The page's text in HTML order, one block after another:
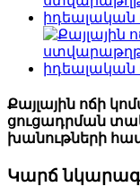
Քայլային ոճի
ցուցադրման
խանութների
Կարճ